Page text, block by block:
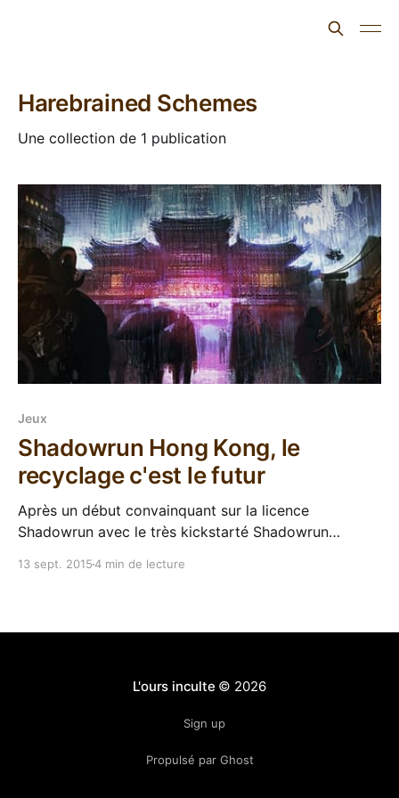
Harebrained Schemes
Une collection de 1 publication
Jeux
Shadowrun Hong Kong, le
recyclage c'est le futur
Après un début convainquant sur la licence
Shadowrun avec le très kickstarté Shadowrun
l'affaire. Ils ont enchainé avec Dragonfall, une
13 sept. 20154 min de lecture
L'ours inculte © 2026
Sign up
Propulsé par Ghost